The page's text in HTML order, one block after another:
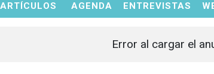
ARTÍCULOS AGENDA ENTREVISTAS
Error al cargar el